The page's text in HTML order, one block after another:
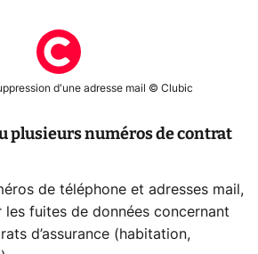
d'une adresse mail © Clubic
plusieurs numéros de contrat
de téléphone et adresses mail,
fuites de données concernant
d’assurance (habitation,